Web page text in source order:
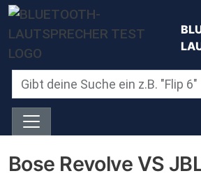
Direkt zum Inhalt
Bose Revolve VS